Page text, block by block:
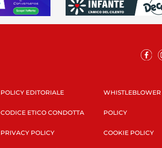
POLICY EDITORIALE
CODICE ETICO CONDOTTA
PRIVACY POLICY
WHISTLEBLOWER
POLICY
COOKIE POLICY